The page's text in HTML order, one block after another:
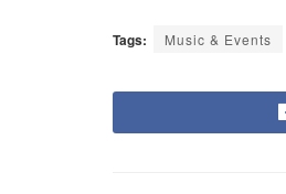
Tags: Music & Events